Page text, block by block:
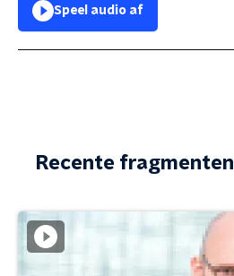
Speel audio af
Recente fragmenten